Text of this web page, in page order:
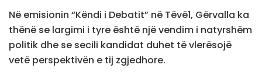
Në emisionin “Këndi i Debatit” në Tëvë1, Gërvalla ka
thënë se largimi i tyre është një vendim i natyrshëm
politik dhe se secili kandidat duhet të vlerësojë
vetë perspektivën e tij zgjedhore.